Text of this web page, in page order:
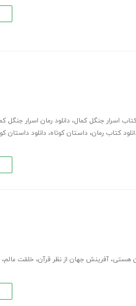
، دانلود رمان اسرار جنگل
کتاب رمان، داستان کوتاه، دانلود داستان
هستی، آفرینش جهان از نظر قرآن، خلقت عالم،